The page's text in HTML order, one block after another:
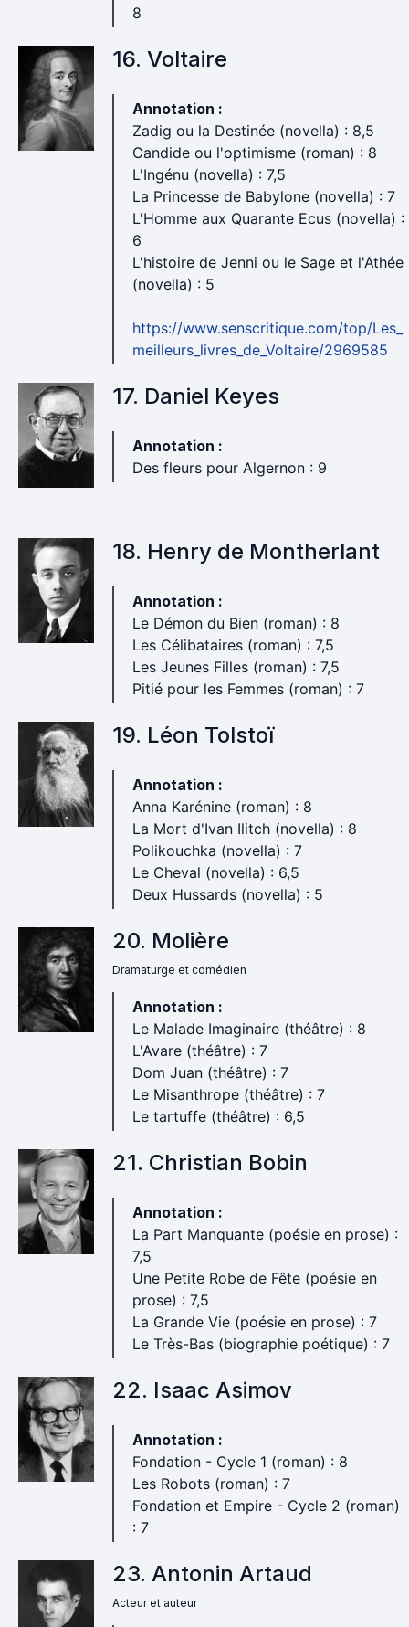
8
16. Voltaire
Annotation :
Zadig ou la Destinée (novella) : 8,5
Candide ou l'optimisme (roman) : 8
L'Ingénu (novella) : 7,5
La Princesse de Babylone (novella) : 7
L'Homme aux Quarante Ecus (novella) :
6
L'histoire de Jenni ou le Sage et l'Athée
(novella) : 5
https://www.senscritique.com/top/Les_
meilleurs_livres_de_Voltaire/2969585
17. Daniel Keyes
Annotation :
Des fleurs pour Algernon : 9
18. Henry de Montherlant
Annotation :
Le Démon du Bien (roman) : 8
Les Célibataires (roman) : 7,5
Les Jeunes Filles (roman) : 7,5
Pitié pour les Femmes (roman) : 7
19. Léon Tolstoï
Annotation :
Anna Karénine (roman) : 8
La Mort d'Ivan Ilitch (novella) : 8
Polikouchka (novella) : 7
Le Cheval (novella) : 6,5
Deux Hussards (novella) : 5
20. Molière
Dramaturge et comédien
Annotation :
Le Malade Imaginaire (théâtre) : 8
L'Avare (théâtre) : 7
Dom Juan (théâtre) : 7
Le Misanthrope (théâtre) : 7
Le tartuffe (théâtre) : 6,5
21. Christian Bobin
Annotation :
La Part Manquante (poésie en prose) :
7,5
Une Petite Robe de Fête (poésie en
prose) : 7,5
La Grande Vie (poésie en prose) : 7
Le Très-Bas (biographie poétique) : 7
22. Isaac Asimov
Annotation :
Fondation - Cycle 1 (roman) : 8
Les Robots (roman) : 7
Fondation et Empire - Cycle 2 (roman)
: 7
23. Antonin Artaud
Acteur et auteur